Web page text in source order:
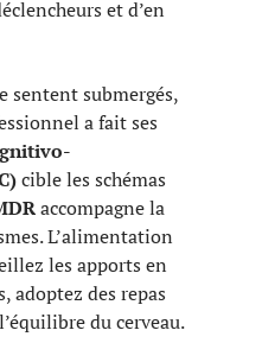
et d’en
sentent submergés,
a fait ses
cible les schémas
accompagne la
L’alimentation
les apports en
adoptez des repas
du cerveau.